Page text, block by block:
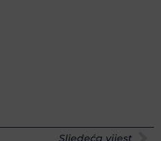
Sljedeća vijest